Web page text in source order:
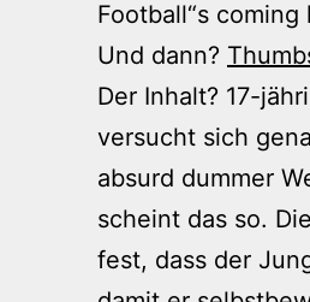
Football“s coming
Und dann?
Der Inhalt? 17-
versucht sich
absurd dummer
scheint das so.
fest, dass der